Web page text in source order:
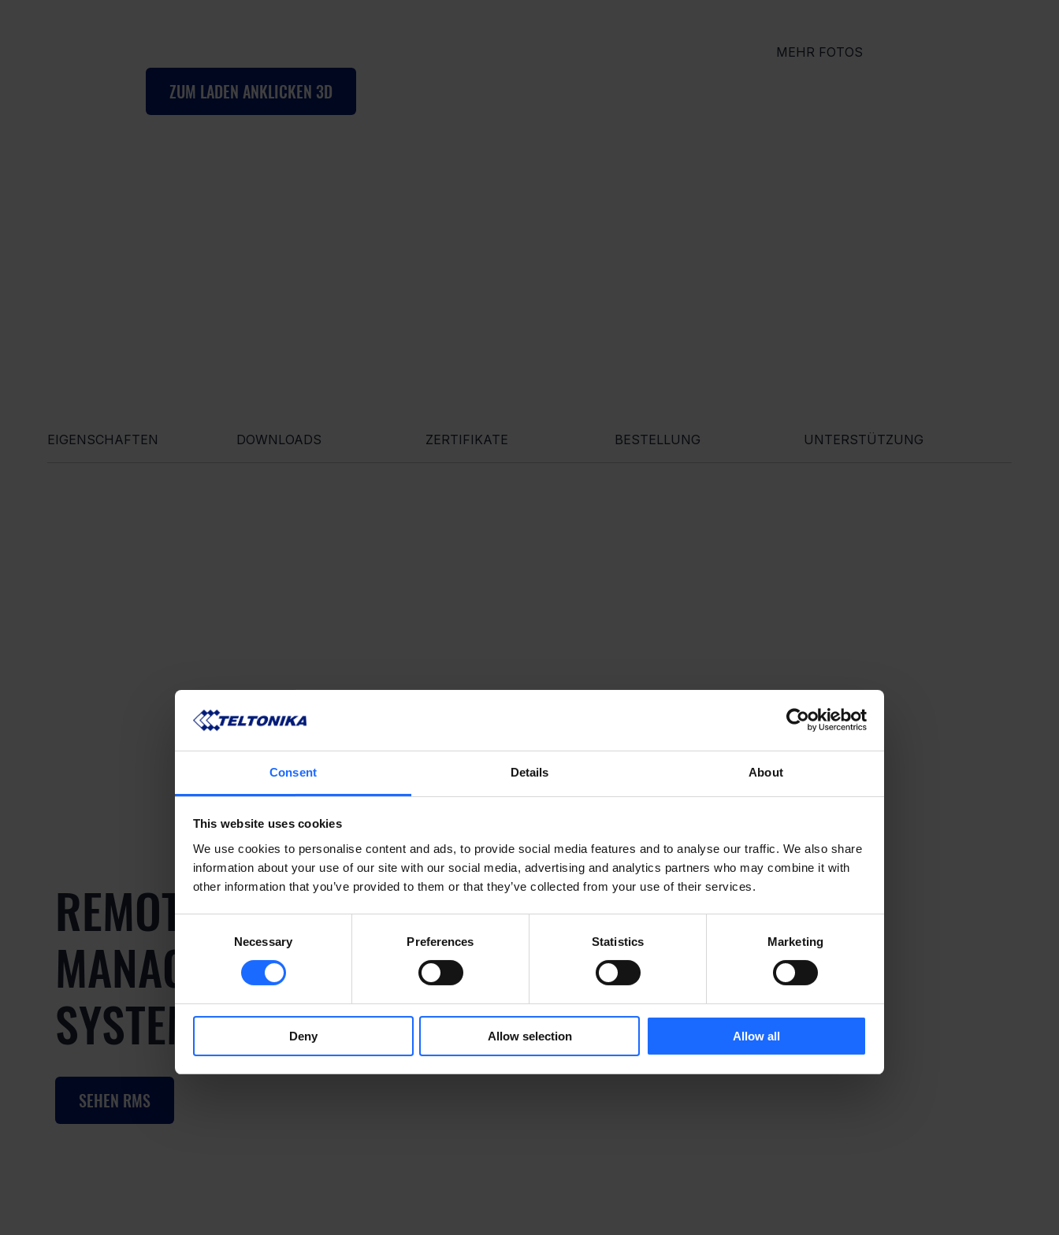
Consent Details About
This website uses cookies
We use cookies to personalise content and ads, to provide social media features and to analyse our traffic. We also share
information about your use of our site with our social media, advertising and analytics partners who may combine it with
other information that you’ve provided to them or that they’ve collected from your use of their services.
Necessary Preferences Statistics Marketing
Deny Allow selection Allow all
ZUM LADEN ANKLICKEN 3D
MEHR FOTOS
EIGENSCHAFTEN ZERTIFIKATE
DOWNLOADS BESTELLUNG UNTERSTÜTZUNG
REMOTE
MANAGEMENT
SYSTEM
SEHEN RMS